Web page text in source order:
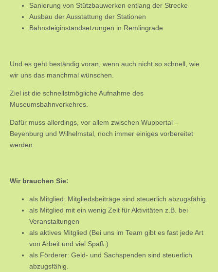
Sanierung von Stützbauwerken entlang der Strecke
Ausbau der Ausstattung der Stationen
Bahnsteiginstandsetzungen in Remlingrade
Und es geht beständig voran, wenn auch nicht so schnell, wie
wir uns das manchmal wünschen.
Ziel ist die schnellstmögliche Aufnahme des
Museumsbahnverkehres.
Dafür muss allerdings, vor allem zwischen Wuppertal –
Beyenburg und Wilhelmstal, noch immer einiges vorbereitet
werden.
Wir brauchen Sie:
als Mitglied: Mitgliedsbeiträge sind steuerlich abzugsfähig.
als Mitglied mit ein wenig Zeit für Aktivitäten z.B. bei
Veranstaltungen
als aktives Mitglied (Bei uns im Team gibt es fast jede Art
von Arbeit und viel Spaß.)
als Förderer: Geld- und Sachspenden sind steuerlich
abzugsfähig.